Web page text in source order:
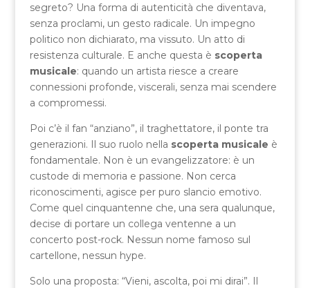
segreto? Una forma di autenticità che diventava,
senza proclami, un gesto radicale. Un impegno
politico non dichiarato, ma vissuto. Un atto di
resistenza culturale. E anche questa è scoperta
musicale: quando un artista riesce a creare
connessioni profonde, viscerali, senza mai scendere
a compromessi.
Poi c’è il fan “anziano”, il traghettatore, il ponte tra
generazioni. Il suo ruolo nella scoperta musicale è
fondamentale. Non è un evangelizzatore: è un
custode di memoria e passione. Non cerca
riconoscimenti, agisce per puro slancio emotivo.
Come quel cinquantenne che, una sera qualunque,
decise di portare un collega ventenne a un
concerto post-rock. Nessun nome famoso sul
cartellone, nessun hype.
Solo una proposta: “Vieni, ascolta, poi mi dirai”. Il